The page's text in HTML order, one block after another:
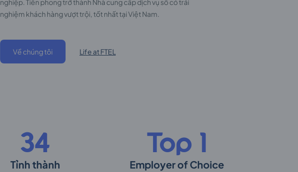
nghiệp. Tiên phong trở thành Nhà cung cấp dịch vụ số có trải
nghiệm khách hàng vượt trội, tốt nhất tại Việt Nam.
Về chúng tôi Life at FTEL
34
Tỉnh thành
Top 1
Employer of Choice